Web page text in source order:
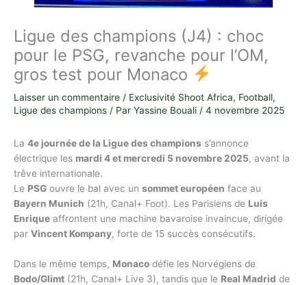
Ligue des champions (J4) : choc
pour le PSG, revanche pour l’OM,
gros test pour Monaco
Laisser un commentaire / Exclusivité Shoot Africa, Football,
Ligue des champions / Par Yassine Bouali / 4 novembre 2025
La 4e journée de la Ligue des champions s’annonce
électrique les mardi 4 et mercredi 5 novembre 2025, avant la
trêve internationale.
Le PSG ouvre le bal avec un sommet européen face au
Bayern Munich (21h, Canal+ Foot). Les Parisiens de Luis
Enrique affrontent une machine bavaroise invaincue, dirigée
par Vincent Kompany, forte de 15 succès consécutifs.
Dans le même temps, Monaco défie les Norvégiens de
Bodo/Glimt (21h, Canal+ Live 3), tandis que le Real Madrid de